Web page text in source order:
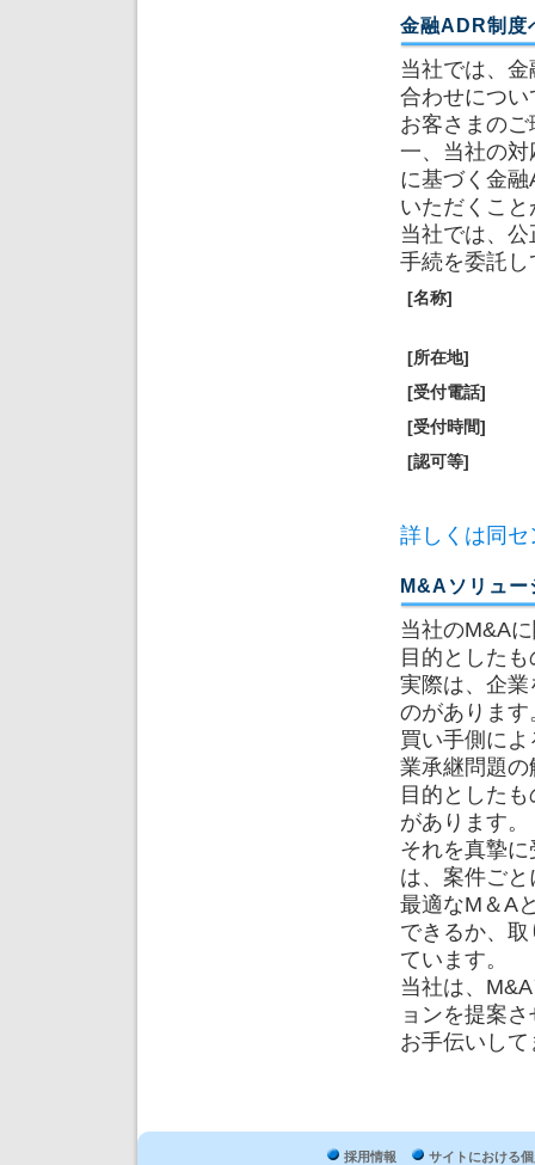
金融ADR制度
当社では、
合わせにつ
お客さまの
一、当社の
に基づく金
いただくこ
当社では、
手続を委託
[名称]
[所在地]
[受付電話]
[受付時間]
[認可等]
詳しくは同
M&Aソリュー
当社のM&A
目的とした
実際は、企
のがあります
買い手側に
業承継問題の
目的とした
があります。
それを真摯
は、案件ご
最適なM＆A
できるか、
ています。
当社は、
ョンを提案
お手伝いし
採用情報 サイトにおける